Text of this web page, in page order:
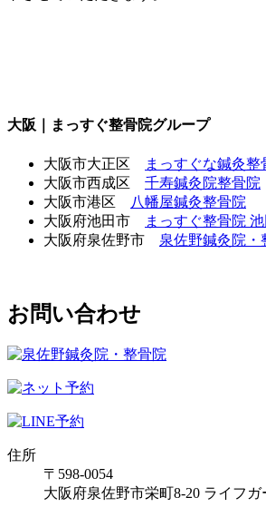
大阪｜まっすぐ整骨院グループ
大阪市大正区
まっすぐな鍼灸整
大阪市西成区 千寿鍼灸院整骨院
大阪市港区
八幡屋鍼灸整骨院
大阪府池田市
まっすぐ整骨院
大阪府泉佐野市 泉佐野鍼灸院・
お問い合わせ
住所
〒598-0054
大阪府泉佐野市栄町8-20 ライフガ